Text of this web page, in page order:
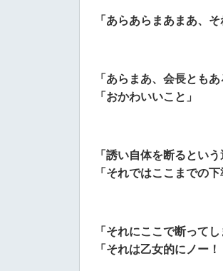
「あらあらまあまあ、
「あらまあ、会長とも
「おかわいいこと」
「誘い自体を断るとい
「それではここまでの
「それにここで断って
「それは乙女的にノー